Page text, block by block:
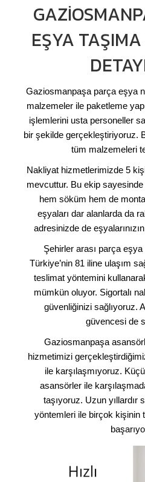
EŞYA
Gaziosmanpaşa parça eşya
malzemeler ile paketleme
işlemlerini usta personeller
bir şekilde gerçekleştiriyoruz.
tüm malzemeleri
Nakliyat hizmetlerimizde 5
mevcuttur. Bu ekip
hem söküm hem de
eşyaları dar alanlarda da
adresinizde de
Şehirler arası parça
Türkiye’nin 81 iline ulaşım
teslimat yöntemini
mümkün oluyor. Sigortalı
güvenliğinizi sağlıyoruz.
güvencesi de
Gaziosmanpaşa
hizmetimizi
ile karşılaşmıyoruz.
asansörler ile
taşıyoruz. Uzun yıllardır
yöntemleri ile birçok kişinin